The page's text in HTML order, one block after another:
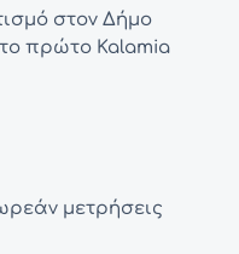
στον Δήμο
το πρώτο Kalamia
μετρήσεις